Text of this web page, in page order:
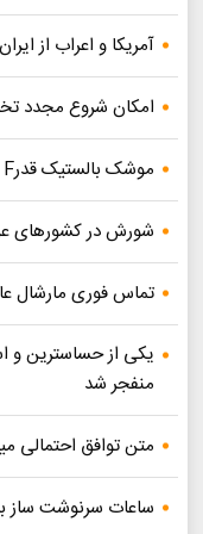
آمریکا و اعراب از
امکان شروع مجدد
موشک بالستیک قدرF آمریکا را بیچاره کرد
شورش در کشورهای
تماس فوری مارشال
یکی از حساسترین و
منفجر شد
متن توافق احتمالی
ساعات سرنوشت ساز